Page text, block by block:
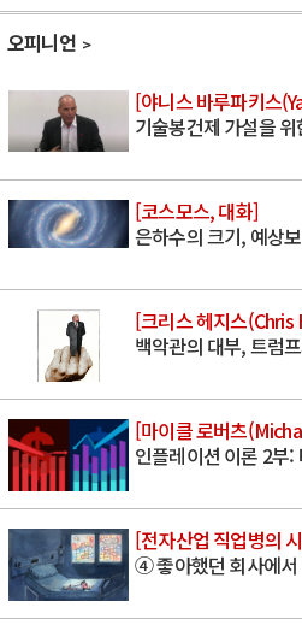
오피니언
[야니스 바루파키스
기술봉건제 가설을
[코스모스, 대화]
은하수의 크기, 예상
[크리스 헤지스
백악관의 대부, 트럼
[마이클 로버츠
인플레이션 이론 2부
[전자산업 직업병의
④ 좋아했던 회사에서